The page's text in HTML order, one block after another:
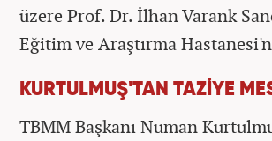
üzere Prof. Dr. İlhan Varank
Eğitim ve Araştırma
KURTULMUŞ'TAN TAZİYE
TBMM Başkanı Numan